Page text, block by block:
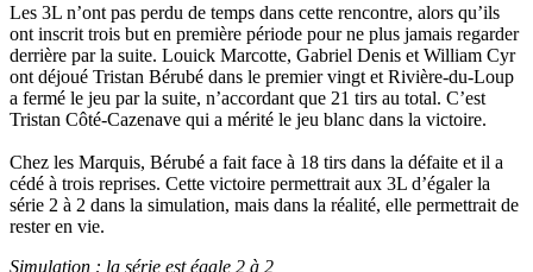
Les 3L n’ont pas perdu de temps dans cette rencontre, alors qu’ils
ont inscrit trois but en première période pour ne plus jamais regarder
derrière par la suite. Louick Marcotte, Gabriel Denis et William Cyr
ont déjoué Tristan Bérubé dans le premier vingt et Rivière-du-Loup
a fermé le jeu par la suite, n’accordant que 21 tirs au total. C’est
Tristan Côté-Cazenave qui a mérité le jeu blanc dans la victoire.
Chez les Marquis, Bérubé a fait face à 18 tirs dans la défaite et il a
cédé à trois reprises. Cette victoire permettrait aux 3L d’égaler la
série 2 à 2 dans la simulation, mais dans la réalité, elle permettrait de
rester en vie.
Simulation : la série est égale 2 à 2